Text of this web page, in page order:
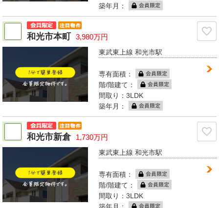
築年月：
和光市本町 3,980万円
東武東上線 和光市駅
専有面積：
階/階建て：
間取り：3LDK
築年月：
和光市新倉 1,730万円
東武東上線 和光市駅
専有面積：
階/階建て：
間取り：3LDK
築年月：